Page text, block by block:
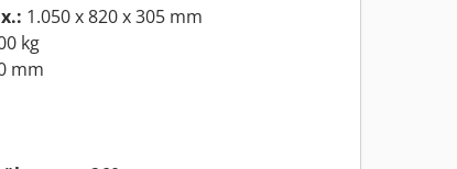
1.050 x 820 x 305 mm
kg
mm